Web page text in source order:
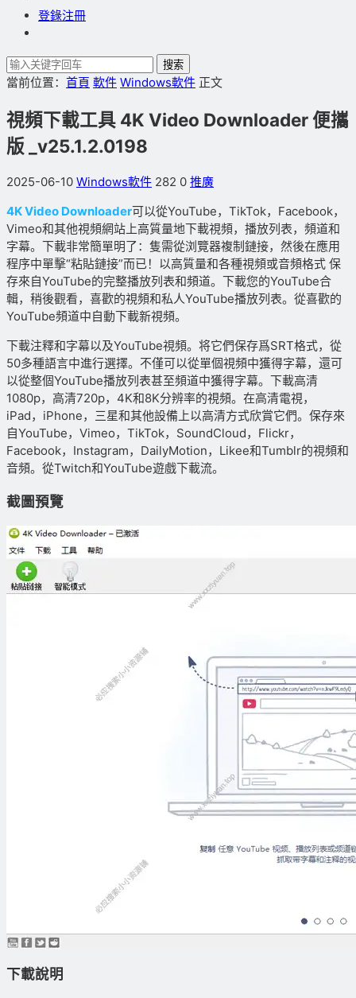
登錄注冊
搜索
當前位置： 首頁 軟件 Windows軟件 正文
視頻下載工具 4K Video Downloader 便攜
版 _v25.1.2.0198
2025-06-10 Windows軟件 282 0 推廣
4K Video Downloader可以從YouTube，TikTok，Facebook，
Vimeo和其他視頻網站上高質量地下載視頻，播放列表，頻道和
字幕。下載非常簡單明了：隻需從浏覽器複制鏈接，然後在應用
程序中單擊“粘貼鏈接”而已！以高質量和各種視頻或音頻格式 保
存來自YouTube的完整播放列表和頻道。下載您的YouTube合
輯，稍後觀看，喜歡的視頻和私人YouTube播放列表。從喜歡的
YouTube頻道中自動下載新視頻。
下載注釋和字幕以及YouTube視頻。将它們保存爲SRT格式，從
50多種語言中進行選擇。不僅可以從單個視頻中獲得字幕，還可
以從整個YouTube播放列表甚至頻道中獲得字幕。下載高清
1080p，高清720p，4K和8K分辨率的視頻。在高清電視，
iPad，iPhone，三星和其他設備上以高清方式欣賞它們。保存來
自YouTube，Vimeo，TikTok，SoundCloud，Flickr，
Facebook，Instagram，DailyMotion，Likee和Tumblr的視頻和
音頻。從Twitch和YouTube遊戲下載流。
截圖預覽
下載說明